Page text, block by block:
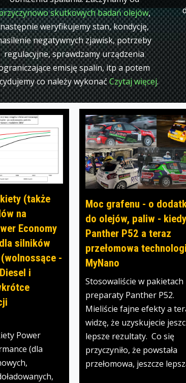
skutkowych badań olejów,
następnie weryfikujemy stan, kondycję,
negatywnych zjawisk, potrzeby
regulacyjne, sprawdzamy urządzenia
emisję spalin, itp a potem
co należy wykonaćCzytaj więcej.
(także
na
Economy
silników
-
i
Power
(dla
Moc grafenu - o
do olejów, paliw -
Panther P52 a teraz
przełomowa
MyNano
Stosowaliście w pakietach
preparaty Panther P52.
Mieliście fajne efekty a
widzę, że uzyskujecie
lepsze rezultaty. Co się
przyczyniło, że powstała
przełomowa, jeszcze